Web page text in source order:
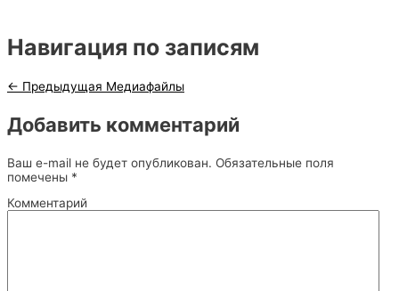
Навигация по записям
← Предыдущая Медиафайлы
Добавить комментарий
Ваш e-mail не будет опубликован. Обязательные поля
помечены *
Комментарий